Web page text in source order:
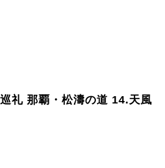
礼 那覇・松濤の道 14.天風